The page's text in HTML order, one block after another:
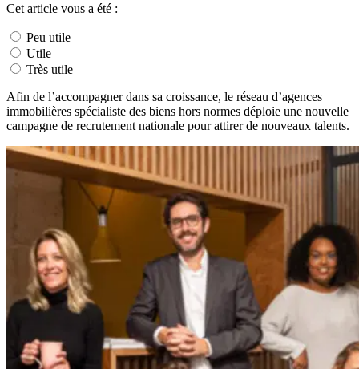
Cet article vous a été :
Peu utile
Utile
Très utile
Afin de l’accompagner dans sa croissance, le réseau d’agences
immobilières spécialiste des biens hors normes déploie une nouvelle
campagne de recrutement nationale pour attirer de nouveaux talents.